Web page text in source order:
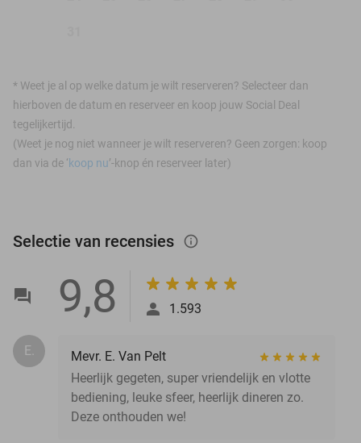
* Weet je al op welke datum je wilt reserveren? Selecteer dan
hierboven de datum en reserveer en koop jouw Social Deal
tegelijkertijd.
(Weet je nog niet wanneer je wilt reserveren? Geen zorgen: koop
dan via de ‘koop nu’-knop én reserveer later)
Selectie van recensies info_outlined
9,8 1.593
E.
Mevr. E. Van Pelt
Heerlijk gegeten, super vriendelijk en vlotte
bediening, leuke sfeer, heerlijk dineren zo.
Deze onthouden we!